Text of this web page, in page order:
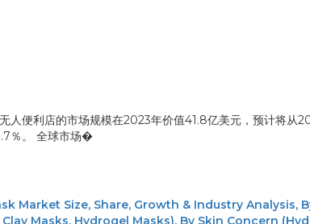
人便利店的市场规模在2023年价值41.8亿美元，预计将从
％。 全球市场�
Market Size, Share, Growth & Industry Analysis,
Clay Masks, Hydrogel Masks), By Skin Concern